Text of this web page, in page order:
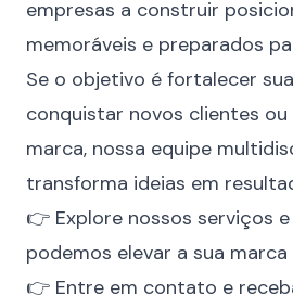
empresas a construir
memoráveis e preparados
Se o objetivo é fortalecer
conquistar novos clientes
marca, nossa equipe
transforma ideias em
👉 Explore nossos serviços
podemos elevar a sua
👉 Entre em contato e